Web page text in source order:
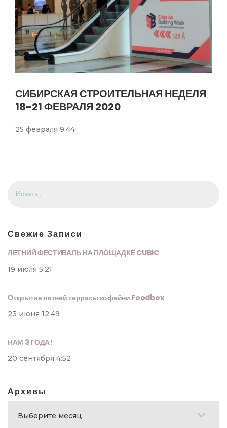
СИБИРСКАЯ СТРОИТЕЛЬНАЯ НЕДЕЛЯ
18-21 ФЕВРАЛЯ 2020
25 февраля 9:44
Свежие Записи
ЛЕТНИЙ ФЕСТИВАЛЬ НА ПЛОЩАДКЕ CUBIC
19 июля 5:21
Открытие летней террасы кофейни Foodbox
23 июня 12:49
НАМ 3 ГОДА!
20 сентября 4:52
Архивы